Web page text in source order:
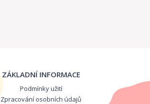
ZÁKLADNÍ INFORMACE
Podmínky užití
Zpracování osobních údajů